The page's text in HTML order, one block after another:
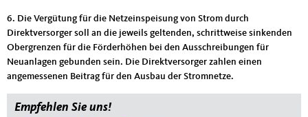
6. Die Vergütung für die Netzeinspeisung von Strom durch
Direktversorger soll an die jeweils geltenden, schrittweise sinkenden
Obergrenzen für die Förderhöhen bei den Ausschreibungen für
Neuanlagen gebunden sein. Die Direktversorger zahlen einen
angemessenen Beitrag für den Ausbau der Stromnetze.
Empfehlen Sie uns!